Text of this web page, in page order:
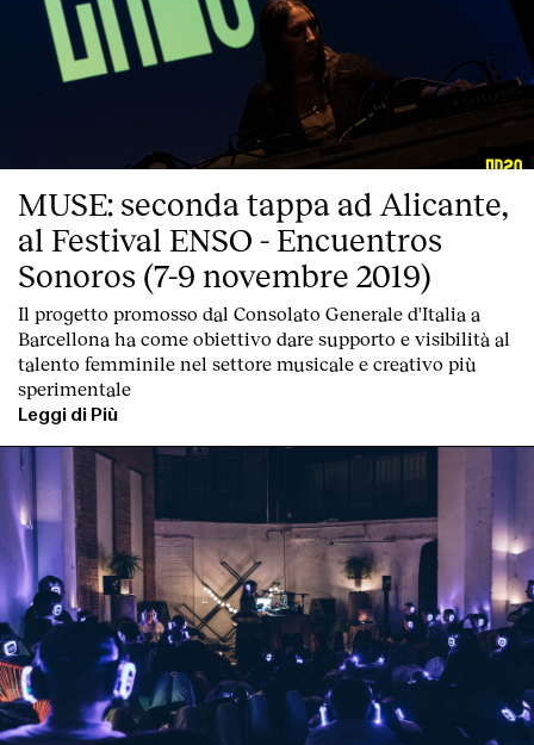
Index
MUSE: seconda tappa ad Alicante,
al Festival ENSO - Encuentros
Sonoros (7-9 novembre 2019)
Il progetto promosso dal Consolato Generale d'Italia a
Barcellona ha come obiettivo dare supporto e visibilità al
talento femminile nel settore musicale e creativo più
sperimentale
Leggi di Più